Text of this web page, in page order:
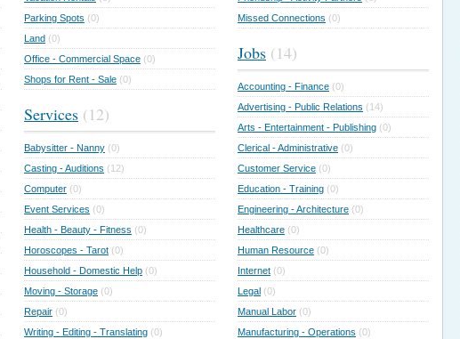
Parking Spots (0)
Land (0)
Office - Commercial Space (0)
Shops for Rent - Sale (0)
Services (12)
Babysitter - Nanny (0)
Casting - Auditions (12)
Computer (0)
Event Services (0)
Health - Beauty - Fitness (0)
Horoscopes - Tarot (0)
Household - Domestic Help (0)
Moving - Storage (0)
Repair (0)
Writing - Editing - Translating (0)
Missed Connections (0)
Jobs (14)
Accounting - Finance (0)
Advertising - Public Relations (14)
Arts - Entertainment - Publishing (0)
Clerical - Administrative (0)
Customer Service (0)
Education - Training (0)
Engineering - Architecture (0)
Healthcare (0)
Human Resource (0)
Internet (0)
Legal (0)
Manual Labor (0)
Manufacturing - Operations (0)